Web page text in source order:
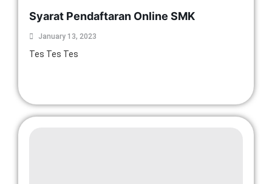
Syarat Pendaftaran Online SMK
January 13, 2023
Tes Tes Tes